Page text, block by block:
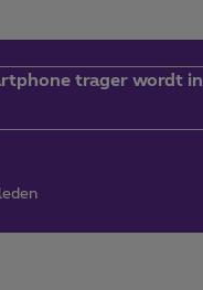
trager wordt in